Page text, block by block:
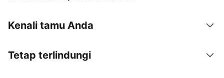
Kenali tamu Anda
Tetap terlindungi